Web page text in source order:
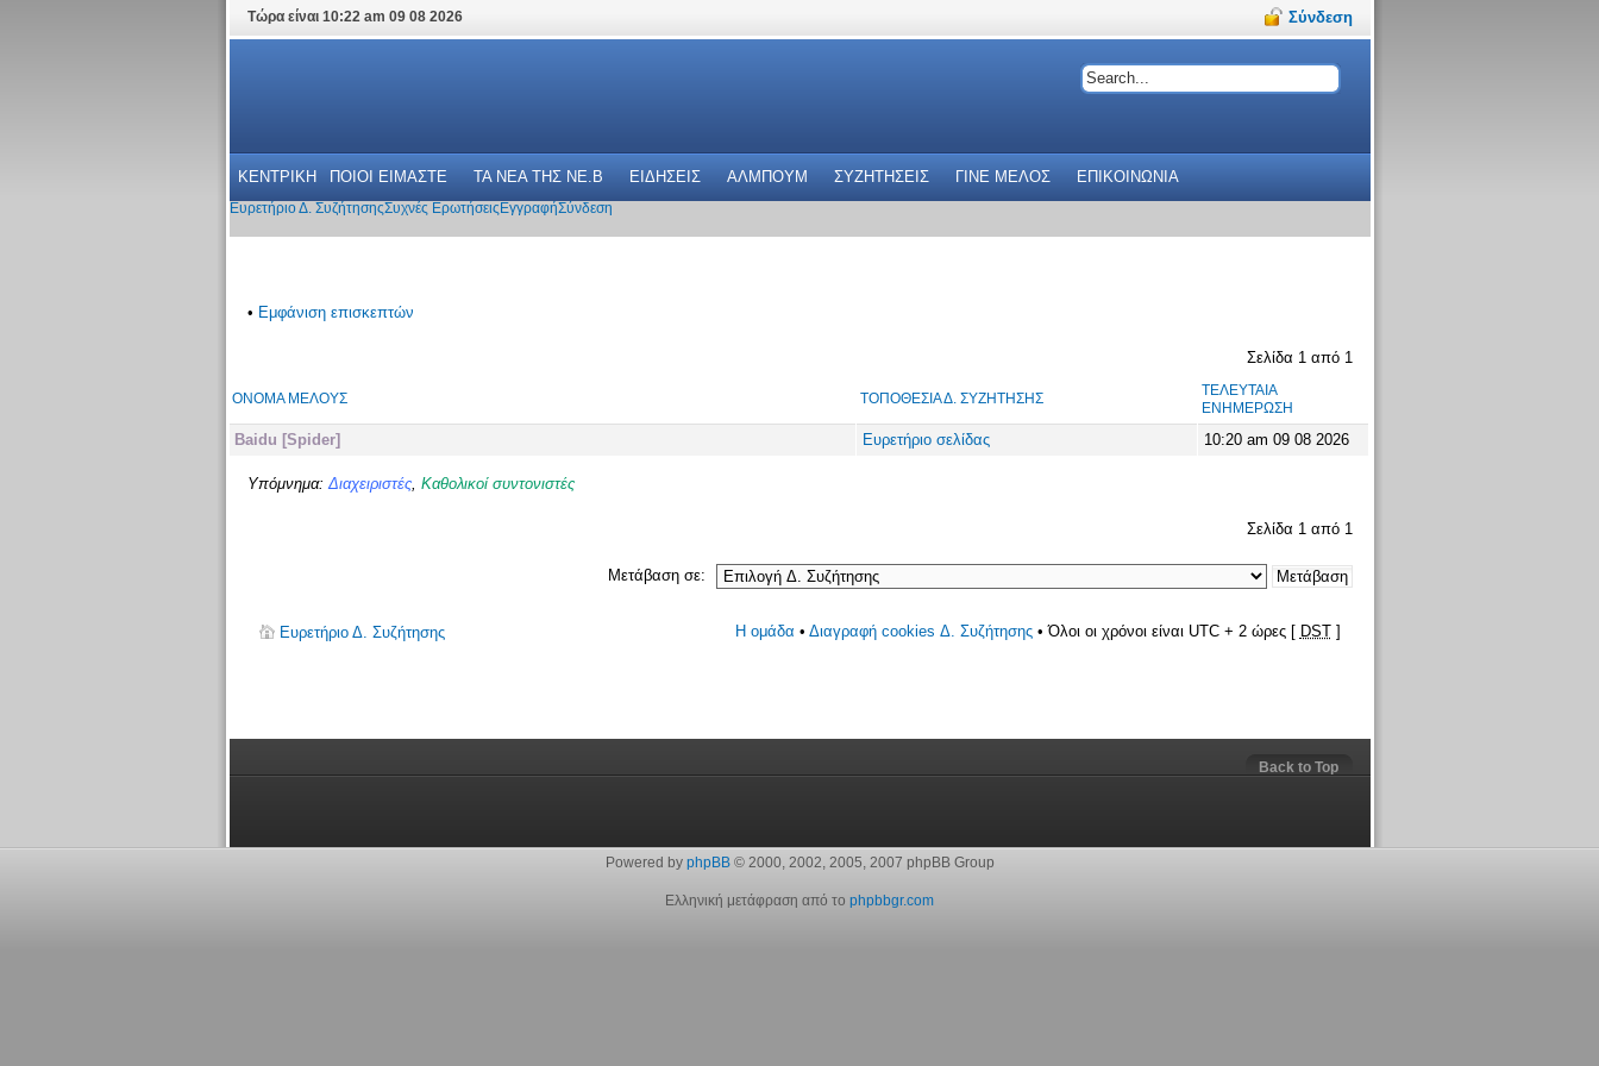
Τώρα είναι 10:22 am 09 08 2026 Σύνδεση
ΚΕΝΤΡΙΚΗ ΠΟΙΟΙ ΕΙΜΑΣΤΕ ΤΑ ΝΕΑ THΣ NE.B ΕΙΔΗΣΕΙΣ ΑΛΜΠΟΥΜ ΣΥΖΗΤΗΣΕΙΣ ΓΙΝΕ ΜΕΛΟΣ ΕΠΙΚΟΙΝΩΝΙΑ
Ευρετήριο Δ. ΣυζήτησηςΣυχνές Ερωτήσεις ΕγγραφήΣύνδεση
• Εμφάνιση επισκεπτών
Σελίδα 1από 1
ΌΝΟΜΑ ΜΈΛΟΥΣ ΤΟΠΟΘΕΣΊΑ Δ. ΣΥΖΉΤΗΣΗΣ
ΤΕΛΕΥΤΑΊΑ
ΕΝΗΜΈΡΩΣΗ
Baidu [Spider] Ευρετήριο σελίδας 10:20 am 09 08 2026
Υπόμνημα:Διαχειριστές, Καθολικοί συντονιστές
Σελίδα 1από 1
Μετάβαση σε:
Ευρετήριο Δ. Συζήτησης Η ομάδα • Διαγραφή cookies Δ. Συζήτησης• Όλοι οι χρόνοι είναι UTC + 2 ώρες [ DST]
Back to Top
Powered by phpBB© 2000, 2002, 2005, 2007 phpBB Group
Ελληνική μετάφραση από το phpbbgr.com